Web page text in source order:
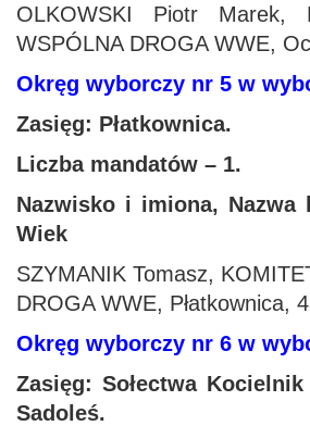
OLKOWSKI Piotr Marek,
WSPÓLNA DROGA WWE,
Okręg wyborczy nr 5 w
Zasięg: Płatkownica.
Liczba mandatów – 1.
Nazwisko i imiona, Nazwa
Wiek
SZYMANIK Tomasz,
DROGA WWE, Płatkownica,
Okręg wyborczy nr 6 w
Zasięg: Sołectwa
Sadoleś.